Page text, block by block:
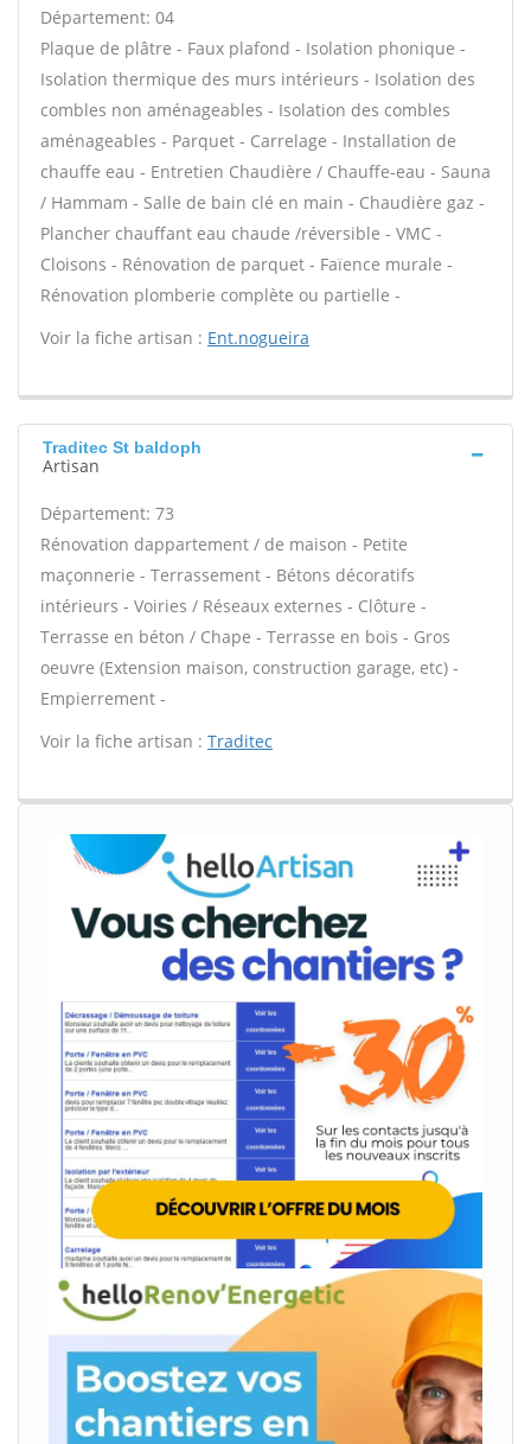
Département: 04
Plaque de plâtre - Faux plafond - Isolation phonique -
Isolation thermique des murs intérieurs - Isolation des
combles non aménageables - Isolation des combles
aménageables - Parquet - Carrelage - Installation de
chauffe eau - Entretien Chaudière / Chauffe-eau - Sauna
/ Hammam - Salle de bain clé en main - Chaudière gaz -
Plancher chauffant eau chaude /réversible - VMC -
Cloisons - Rénovation de parquet - Faïence murale -
Rénovation plomberie complète ou partielle -
Voir la fiche artisan : Ent.nogueira
Traditec St baldoph
Artisan
Département: 73
Rénovation dappartement / de maison - Petite
maçonnerie - Terrassement - Bétons décoratifs
intérieurs - Voiries / Réseaux externes - Clôture -
Terrasse en béton / Chape - Terrasse en bois - Gros
oeuvre (Extension maison, construction garage, etc) -
Empierrement -
Voir la fiche artisan : Traditec